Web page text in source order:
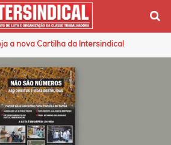
a nova Cartilha da Intersindical